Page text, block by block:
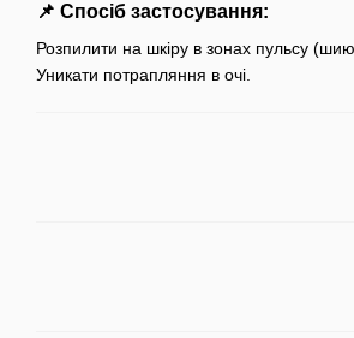
📌 Спосіб застосування:
Розпилити на шкіру в зонах пульсу
Уникати потрапляння в очі.